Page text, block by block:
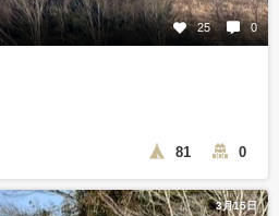
25 0
81 0
3月15日